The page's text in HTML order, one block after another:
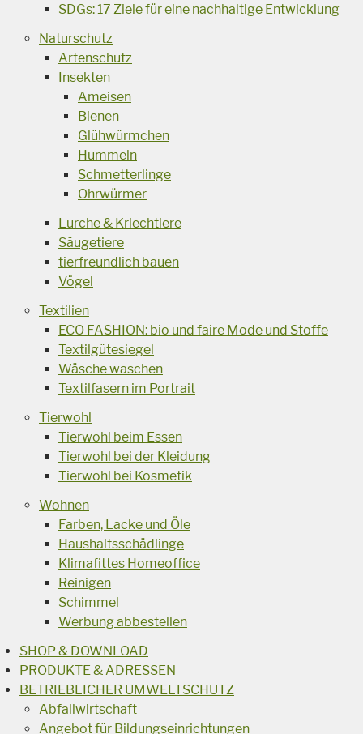
SDGs: 17 Ziele für eine nachhaltige Entwicklung
Naturschutz
Artenschutz
Insekten
Ameisen
Bienen
Glühwürmchen
Hummeln
Schmetterlinge
Ohrwürmer
Lurche & Kriechtiere
Säugetiere
tierfreundlich bauen
Vögel
Textilien
ECO FASHION: bio und faire Mode und Stoffe
Textilgütesiegel
Wäsche waschen
Textilfasern im Portrait
Tierwohl
Tierwohl beim Essen
Tierwohl bei der Kleidung
Tierwohl bei Kosmetik
Wohnen
Farben, Lacke und Öle
Haushaltsschädlinge
Klimafittes Homeoffice
Reinigen
Schimmel
Werbung abbestellen
SHOP & DOWNLOAD
PRODUKTE & ADRESSEN
BETRIEBLICHER UMWELTSCHUTZ
Abfallwirtschaft
Angebot für Bildungseinrichtungen